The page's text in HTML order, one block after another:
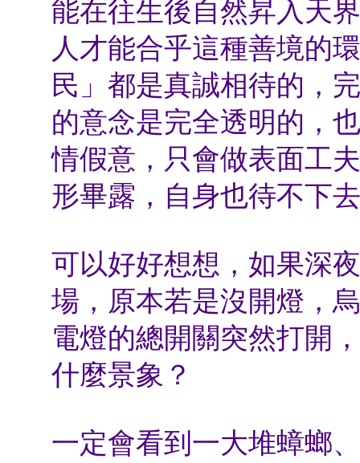
能在往生後自然昇入天
人才能合乎這種善境的
民」都是真誠相待的，
的意念是完全透明的，
情假意，只會做表面工
形畢露，自身也待不下
可以好好想想，如果深
場，原本若是沒開燈，
電燈的總開關突然打開
什麼景象？
一定會看到一大堆蟑螂